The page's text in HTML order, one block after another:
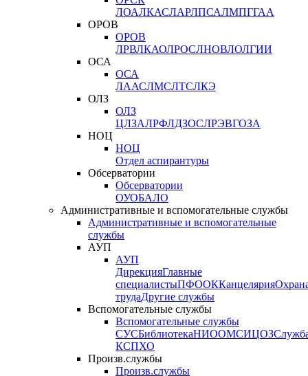
ЛОАЛКАСЛАРЛПСАЛМПГГАА
ОРОВ
ОРОВ
ЛРВЛКАОЛРОСЛНОВЛОЛГИИ
ОСА
ОСА
ЛААСЛМСЛТСЛКЭ
ОЛЗ
ОЛЗ
ЦЛЗАЛРФЛДЗОСЛРЭВГОЗА
НОЦ
НОЦ
Отдел аспирантуры
Обсерватории
Обсерватории
ОУОБАЛО
Административные и вспомогательные службы
Административные и вспомогательные
службы
АУП
АУП
ДирекцияГлавные
специалистыПФООККанцелярия
трудаДругие службы
Вспомогательные службы
Вспомогательные службы
СУСБиблиотекаНИООМСИЦОЗ
КСПХО
Произв.службы
Произв.службы